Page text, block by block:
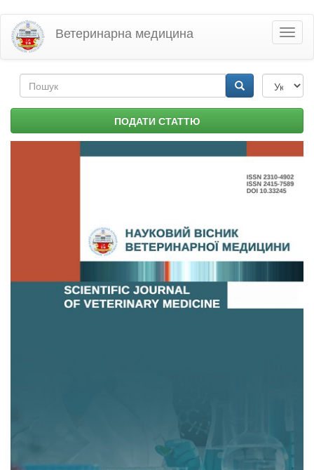
Перейти
основного
матеріалу
Ветеринарна медицина
Пошукова
форма ПОДАТИ СТАТТЮ